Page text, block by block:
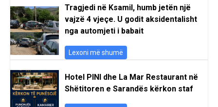
Tragjedi në Ksamil, humb jetën një
vajzë 4 vjeçe. U godit aksidentalisht
nga automjeti i babait
Lexoni më shumë
Hotel PINI dhe La Mar Restaurant në
Shëtitoren e Sarandës kërkon staf